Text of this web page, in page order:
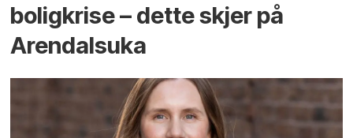
bolig­krise – dette skjer på
Arendals­uka